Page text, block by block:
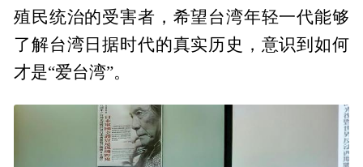
殖民统治的受害者，希望台湾年轻一代能够
了解台湾日据时代的真实历史，意识到如何
才是“爱台湾”。